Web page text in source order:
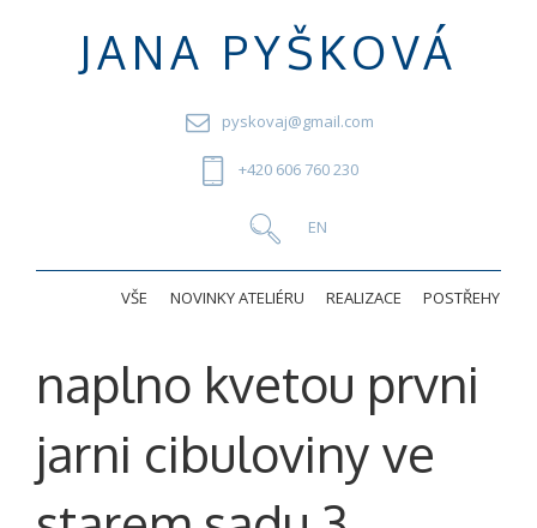
JANA PYŠKOVÁ
pyskovaj@gmail.com
+420 606 760 230
VŠE NOVINKY ATELIÉRU REALIZACE POSTŘEHY
naplno kvetou prvni
jarni cibuloviny ve